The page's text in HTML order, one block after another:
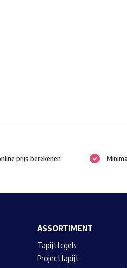
prijs berekenen
ASSORTIMENT
Tapijttegels
Projecttapijt